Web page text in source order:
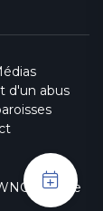
d'un abus
agence